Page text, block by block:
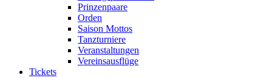
Prinzenpaare
Orden
Saison Mottos
Tanzturniere
Veranstaltungen
Vereinsausflüge
Tickets